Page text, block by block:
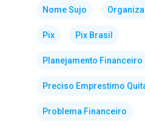
Nome Sujo
Pix Pix Brasil
Planejamento Financeiro
Preciso Emprestimo
Problema Financeiro